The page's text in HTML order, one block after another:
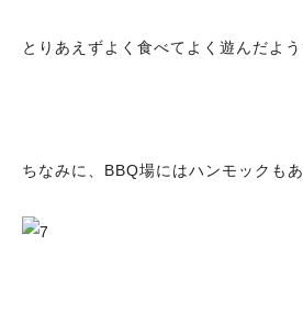
とりあえずよく食べてよく遊んだよ
ちなみに、BBQ場にはハンモックも